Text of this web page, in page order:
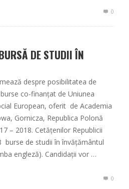
0
DE STUDII ÎN
despre posibilitatea de
co-finanțat de Uniunea
European, oferit de Academia
Gornicza, Republica Polonă
– 2018. Cetățenilor Republicii
de studii în învățământul
engleză). Candidații vor …
0